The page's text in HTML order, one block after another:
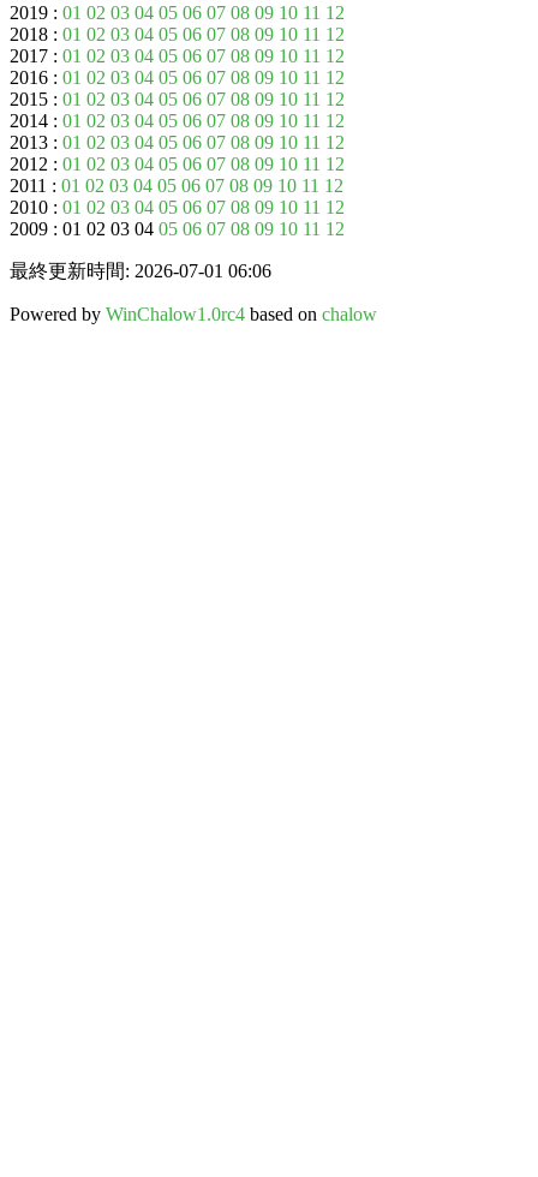
2019 : 01 02 03 04 05 06 07 08 09 10 11 12
2018 : 01 02 03 04 05 06 07 08 09 10 11 12
2017 : 01 02 03 04 05 06 07 08 09 10 11 12
2016 : 01 02 03 04 05 06 07 08 09 10 11 12
2015 : 01 02 03 04 05 06 07 08 09 10 11 12
2014 : 01 02 03 04 05 06 07 08 09 10 11 12
2013 : 01 02 03 04 05 06 07 08 09 10 11 12
2012 : 01 02 03 04 05 06 07 08 09 10 11 12
2011 : 01 02 03 04 05 06 07 08 09 10 11 12
2010 : 01 02 03 04 05 06 07 08 09 10 11 12
2009 : 01 02 03 04 05 06 07 08 09 10 11 12
最終更新時間: 2026-07-01 06:06
Powered by WinChalow1.0rc4 based on chalow